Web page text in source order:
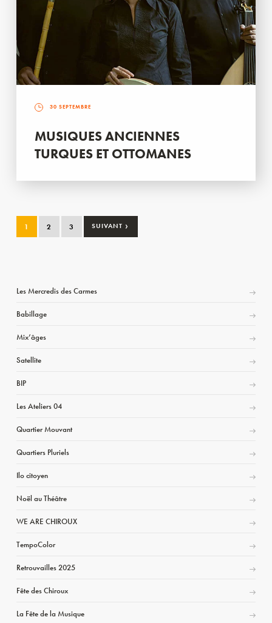
30 SEPTEMBRE
MUSIQUES ANCIENNES
TURQUES ET OTTOMANES
1 2 3 SUIVANT ›
Les Mercredis des Carmes
Babillage
Mix’âges
Satellite
BIP
Les Ateliers 04
Quartier Mouvant
Quartiers Pluriels
Ilo citoyen
Noël au Théâtre
WE ARE CHIROUX
TempoColor
Retrouvailles 2025
Fête des Chiroux
La Fête de la Musique